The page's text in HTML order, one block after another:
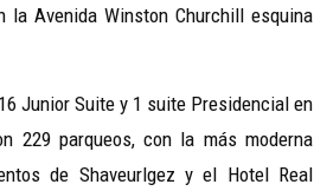
Avenida Winston Churchill esquina
Junior Suite y 1 suite Presidencial en
229 parqueos, con la más moderna
de Shaveurlgez y el Hotel Real